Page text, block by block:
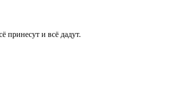
принесут и всё дадут.